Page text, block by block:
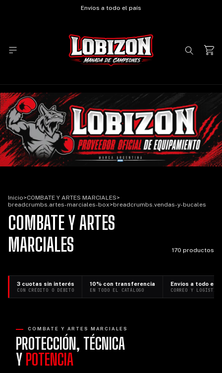
Envíos a todo el país
Inicio>COMBATE Y ARTES MARCIALES>
breadcrumbs.artes-marciales-box>breadcrumbs.vendas-y-bucales
COMBATE Y ARTES
MARCIALES
170 productos
3 cuotas sin interés
CON CRÉDITO O DÉBITO
10% con transferencia
EN TODO EL CATÁLOGO
Envíos a todo el
CORREO Y
COMBATE Y ARTES MARCIALES
PROTECCIÓN, TÉCNICA
Y POTENCIA